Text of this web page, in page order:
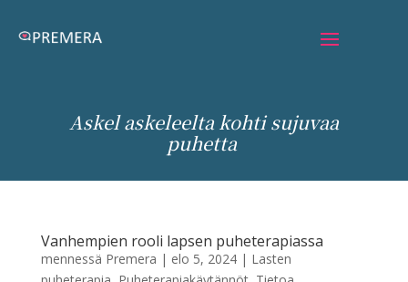
Askel askeleelta kohti sujuvaa
puhetta
Vanhempien rooli lapsen puheterapiassa
mennessä Premera | elo 5, 2024| Lasten